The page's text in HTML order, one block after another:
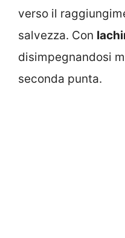
verso il
salvezza. Con
disimpegnandosi
seconda punta.